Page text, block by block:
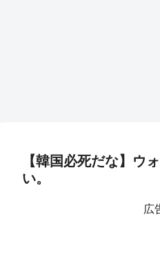
【韓国必死だな】ウ
い。
広